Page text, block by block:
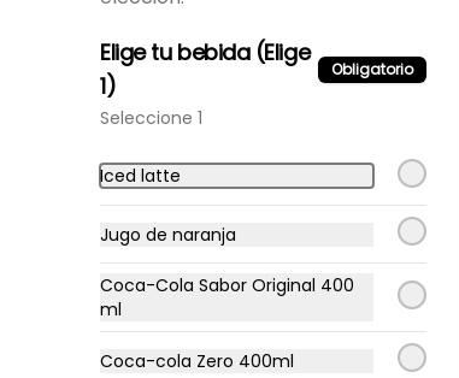
queso cheddar, pesto pistacho
y mostaza en pan brioche.
$29.900
Sándwich medio
Sándwich de huevo frito,
tocineta, queso cheddar y
salsa de la casa en pan
$22.900
Elige tu bebida (Elige
1)
Obligatorio
Seleccione 1
Iced latte
Jugo de naranja
Coca-Cola Sabor Original 400
ml
Coca-cola Zero 400ml